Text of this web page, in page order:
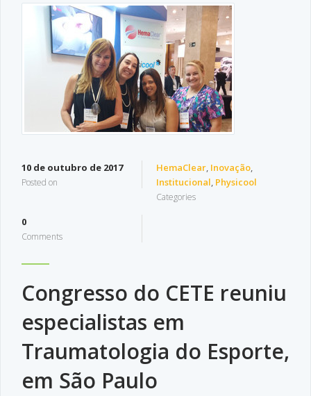
10 de outubro de 2017
Posted on
HemaClear, Inovação,
Institucional, Physicool
Categories
0
Comments
Congresso do CETE reuniu
especialistas em
Traumatologia do Esporte,
em São Paulo